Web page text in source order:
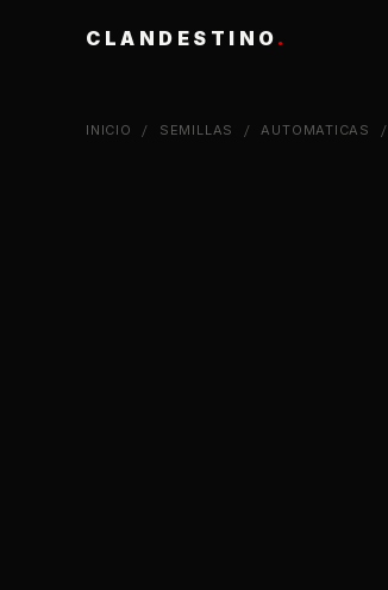
CLANDESTINO .
INICIO / SEMILLAS /AUTOMATICAS /